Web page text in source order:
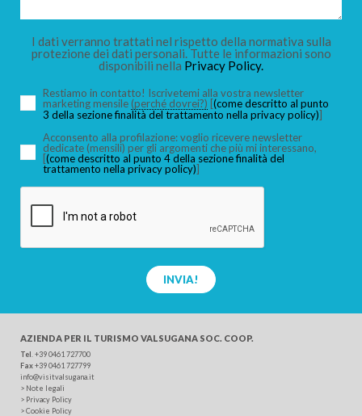
I dati verranno trattati nel rispetto della normativa sulla
protezione dei dati personali. Tutte le informazioni sono
disponibili nella Privacy Policy.
Restiamo in contatto! Iscrivetemi alla vostra newsletter
marketing mensile (perché dovrei?) [(come descritto al punto
3 della sezione finalità del trattamento nella privacy policy)]
Acconsento alla profilazione: voglio ricevere newsletter
dedicate (mensili) per gli argomenti che più mi interessano,
[(come descritto al punto 4 della sezione finalità del
trattamento nella privacy policy)]
INVIA!
AZIENDA PER IL TURISMO VALSUGANA SOC. COOP.
Tel +39 0461 727700
Fax+39 0461 727799
info@visitvalsugana.it
> Note legali
> Privacy Policy
>Cookie Policy